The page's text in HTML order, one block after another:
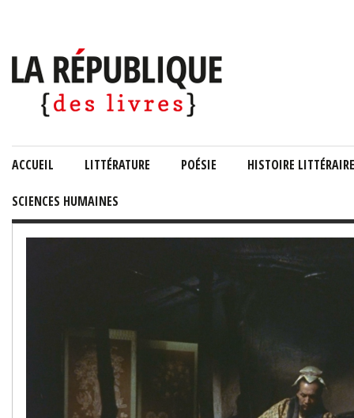
ACCUEIL LITTÉRATURE POÉSIE HISTOIRE LITTÉRAIRE
SCIENCES HUMAINES